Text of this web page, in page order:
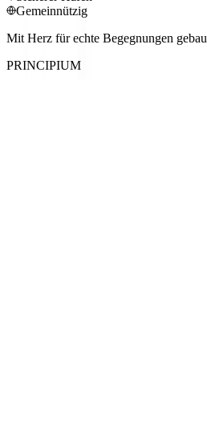
Gemeinnützig
Mit Herz für echte Begegnungen
PRINCIPIUM